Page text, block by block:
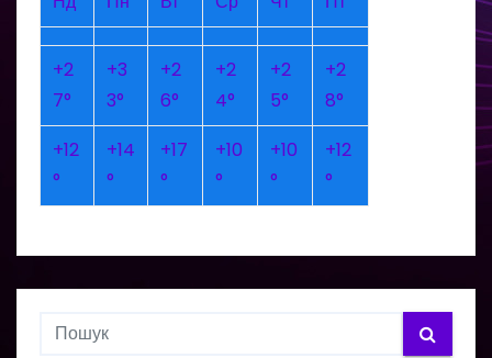
+2
7°
+3
3°
+2
6°
+2
4°
+2
5°
+2
8°
+12
°
+14
°
+17
°
+10
°
+10
°
+12
°